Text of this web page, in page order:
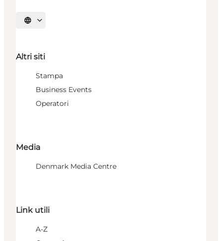
Seleziona la lingua
Altri siti
Stampa
Business Events
Operatori
Media
Denmark Media Centre
Link utili
A-Z